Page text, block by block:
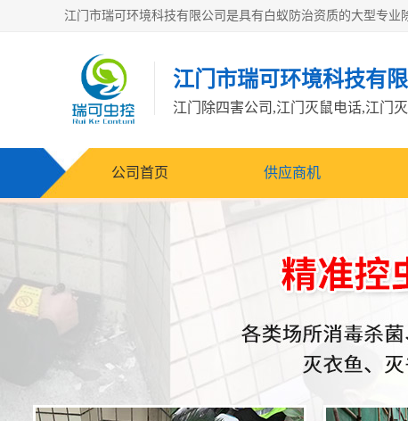
江门市瑞可环境科技有
公司首页 供应商机